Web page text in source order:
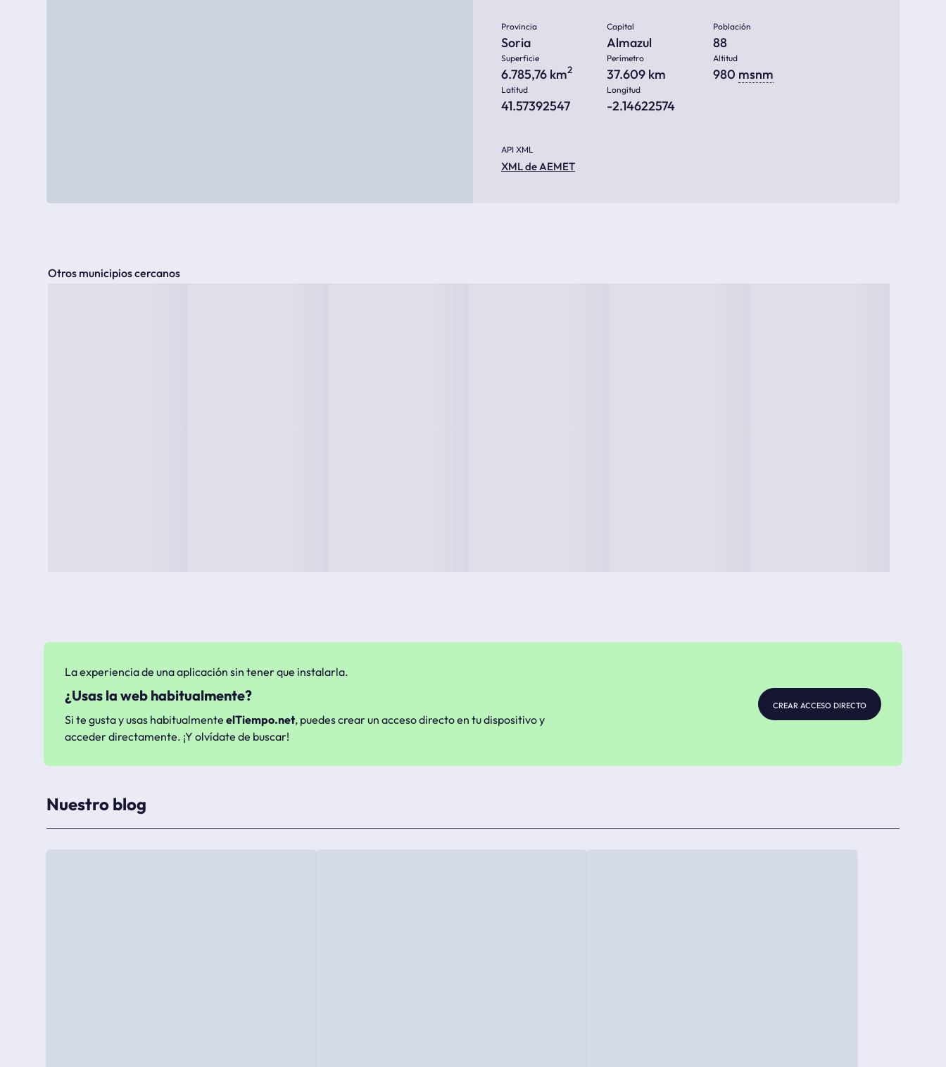
Provincia
Soria
Capital
Almazul
Población
88
Superficie
6.785,76 km2
Perímetro
37.609 km
Altitud
980 msnm
Latitud
41.57392547
Longitud
-2.14622574
API XML
XML de AEMET
Otros municipios cercanos
La experiencia de una aplicación sin tener que instalarla.
¿Usas la web habitualmente?
Si te gusta y usas habitualmente elTiempo.net, puedes crear un acceso directo en tu dispositivo y
acceder directamente. ¡Y olvídate de buscar!
crear acceso directo
Nuestro blog